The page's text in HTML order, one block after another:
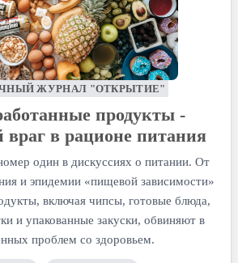
ЖУРНАЛ "ОТКРЫТИЕ"
продукты -
враг в рационе питания
один в дискуссиях о питании. От
и эпидемии «пищевой зависимости»
включая чипсы, готовые блюда,
и упакованные закуски, обвиняют в
проблем со здоровьем.